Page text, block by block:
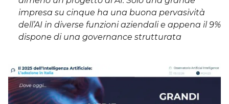
impresa su cinque ha una buona pervasività
dell’AI in diverse funzioni aziendali e appena il 9%
dispone di una governance strutturata